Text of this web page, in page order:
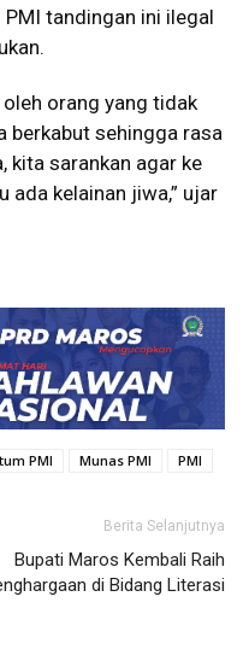
tandingan ini ilegal
oleh orang yang tidak
berkabut sehingga rasa
kita sarankan agar ke
ada kelainan jiwa,” ujar
PMI Munas PMI PMI
Berita Selanjutnya
Bupati Maros Kembali Raih
di Bidang Literasi